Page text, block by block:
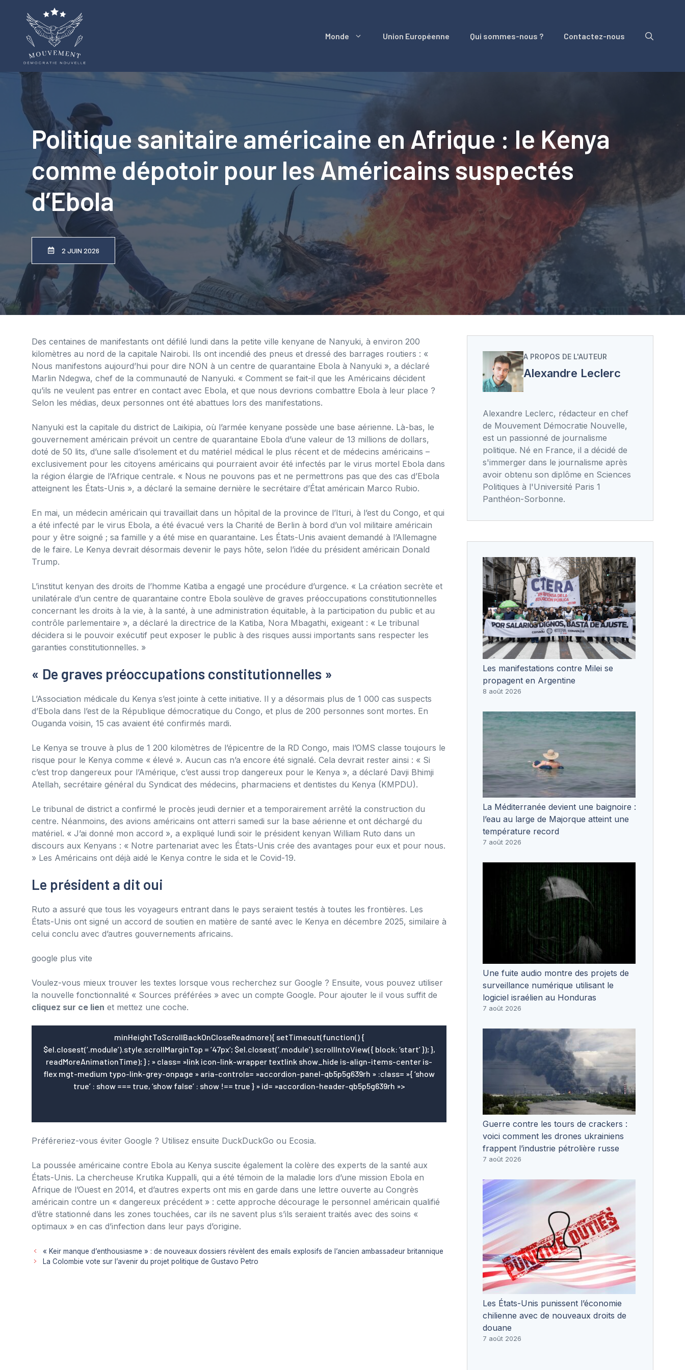
Monde Union Européenne Qui sommes-nous ? Contactez-nous
Politique sanitaire américaine en Afrique : le Kenya
comme dépotoir pour les Américains suspectés
d’Ebola
2 JUIN 2026
Des centaines de manifestants ont défilé lundi dans la petite ville kenyane de Nanyuki, à environ 200
kilomètres au nord de la capitale Nairobi. Ils ont incendié des pneus et dressé des barrages routiers : «
Nous manifestons aujourd’hui pour dire NON à un centre de quarantaine Ebola à Nanyuki », a déclaré
Marlin Ndegwa, chef de la communauté de Nanyuki. « Comment se fait-il que les Américains décident
qu’ils ne veulent pas entrer en contact avec Ebola, et que nous devrions combattre Ebola à leur place ?
Selon les médias, deux personnes ont été abattues lors des manifestations.
Nanyuki est la capitale du district de Laikipia, où l’armée kenyane possède une base aérienne. Là-bas, le
gouvernement américain prévoit un centre de quarantaine Ebola d’une valeur de 13 millions de dollars,
doté de 50 lits, d’une salle d’isolement et du matériel médical le plus récent et de médecins américains –
exclusivement pour les citoyens américains qui pourraient avoir été infectés par le virus mortel Ebola dans
la région élargie de l’Afrique centrale. « Nous ne pouvons pas et ne permettrons pas que des cas d’Ebola
atteignent les États-Unis », a déclaré la semaine dernière le secrétaire d’État américain Marco Rubio.
En mai, un médecin américain qui travaillait dans un hôpital de la province de l’Ituri, à l’est du Congo, et qui
a été infecté par le virus Ebola, a été évacué vers la Charité de Berlin à bord d’un vol militaire américain
pour y être soigné ; sa famille y a été mise en quarantaine. Les États-Unis avaient demandé à l’Allemagne
de le faire. Le Kenya devrait désormais devenir le pays hôte, selon l’idée du président américain Donald
Trump.
L’institut kenyan des droits de l’homme Katiba a engagé une procédure d’urgence. « La création secrète et
unilatérale d’un centre de quarantaine contre Ebola soulève de graves préoccupations constitutionnelles
concernant les droits à la vie, à la santé, à une administration équitable, à la participation du public et au
contrôle parlementaire », a déclaré la directrice de la Katiba, Nora Mbagathi, exigeant : « Le tribunal
décidera si le pouvoir exécutif peut exposer le public à des risques aussi importants sans respecter les
garanties constitutionnelles. »
« De graves préoccupations constitutionnelles »
L’Association médicale du Kenya s’est jointe à cette initiative. Il y a désormais plus de 1 000 cas suspects
d’Ebola dans l’est de la République démocratique du Congo, et plus de 200 personnes sont mortes. En
Ouganda voisin, 15 cas avaient été confirmés mardi.
Le Kenya se trouve à plus de 1 200 kilomètres de l’épicentre de la RD Congo, mais l’OMS classe toujours le
risque pour le Kenya comme « élevé ». Aucun cas n’a encore été signalé. Cela devrait rester ainsi : « Si
c’est trop dangereux pour l’Amérique, c’est aussi trop dangereux pour le Kenya », a déclaré Davji Bhimji
Atellah, secrétaire général du Syndicat des médecins, pharmaciens et dentistes du Kenya (KMPDU).
Le tribunal de district a confirmé le procès jeudi dernier et a temporairement arrêté la construction du
centre. Néanmoins, des avions américains ont atterri samedi sur la base aérienne et ont déchargé du
matériel. « J’ai donné mon accord », a expliqué lundi soir le président kenyan William Ruto dans un
discours aux Kenyans : « Notre partenariat avec les États-Unis crée des avantages pour eux et pour nous.
» Les Américains ont déjà aidé le Kenya contre le sida et le Covid-19.
Le président a dit oui
Ruto a assuré que tous les voyageurs entrant dans le pays seraient testés à toutes les frontières. Les
États-Unis ont signé un accord de soutien en matière de santé avec le Kenya en décembre 2025, similaire à
celui conclu avec d’autres gouvernements africains.
google plus vite
Voulez-vous mieux trouver les textes lorsque vous recherchez sur Google ? Ensuite, vous pouvez utiliser
la nouvelle fonctionnalité « Sources préférées » avec un compte Google. Pour ajouter le il vous suffit de
cliquez sur ce lien et mettez une coche.
minHeightToScrollBackOnCloseReadmore){ setTimeout(function() {
$el.closest(‘.module’).style.scrollMarginTop = ’47px’; $el.closest(‘.module’).scrollIntoView({ block: ‘start’ }); },
readMoreAnimationTime); } ; » class= »link icon-link-wrapper textlink show_hide is-align-items-center is-
flex mgt-medium typo-link-grey-onpage » aria-controls= »accordion-panel-qb5p5g639rh » :class= »{ ‘show
true’ : show === true, ‘show false’ : show !== true } » id= »accordion-header-qb5p5g639rh »>
Préféreriez-vous éviter Google ? Utilisez ensuite DuckDuckGo ou Ecosia.
La poussée américaine contre Ebola au Kenya suscite également la colère des experts de la santé aux
États-Unis. La chercheuse Krutika Kuppalli, qui a été témoin de la maladie lors d’une mission Ebola en
Afrique de l’Ouest en 2014, et d’autres experts ont mis en garde dans une lettre ouverte au Congrès
américain contre un « dangereux précédent » : cette approche décourage le personnel américain qualifié
d’être stationné dans les zones touchées, car ils ne savent plus s’ils seraient traités avec des soins «
optimaux » en cas d’infection dans leur pays d’origine.
« Keir manque d’enthousiasme » : de nouveaux dossiers révèlent des emails explosifs de l’ancien ambassadeur britannique
La Colombie vote sur l’avenir du projet politique de Gustavo Petro
A PROPOS DE L'AUTEUR
Alexandre Leclerc
Alexandre Leclerc, rédacteur en chef
de Mouvement Démocratie Nouvelle,
est un passionné de journalisme
politique. Né en France, il a décidé de
s'immerger dans le journalisme après
avoir obtenu son diplôme en Sciences
Politiques à l'Université Paris 1
Panthéon-Sorbonne.
Les manifestations contre Milei se
propagent en Argentine
8 août 2026
La Méditerranée devient une baignoire :
l’eau au large de Majorque atteint une
température record
7 août 2026
Une fuite audio montre des projets de
surveillance numérique utilisant le
logiciel israélien au Honduras
7 août 2026
Guerre contre les tours de crackers :
voici comment les drones ukrainiens
frappent l’industrie pétrolière russe
7 août 2026
Les États-Unis punissent l’économie
chilienne avec de nouveaux droits de
douane
7 août 2026